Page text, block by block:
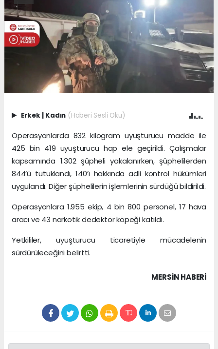
Erkek | Kadın (Haberi Sesli Oku)
Operasyonlarda 832 kilogram uyuşturucu madde ile
425 bin 419 uyuşturucu hap ele geçirildi. Çalışmalar
kapsamında 1.302 şüpheli yakalanırken, şüphelilerden
844’ü tutuklandı, 140’ı hakkında adli kontrol hükümleri
uygulandı. Diğer şüphelilerin işlemlerinin sürdüğü bildirildi.
Operasyonlara 1.955 ekip, 4 bin 800 personel, 17 hava
aracı ve 43 narkotik dedektör köpeği katıldı.
Yetkililer, uyuşturucu ticaretiyle mücadelenin
sürdürüleceğini belirtti.
MERSIN HABERİ